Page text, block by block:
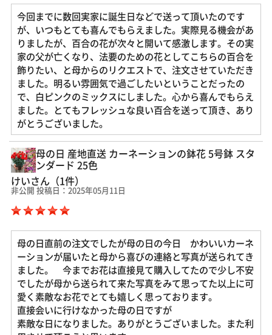
今回までに数回実家に誕生日などで送って頂いたのです
が、いつもとても喜んでもらえました。実際見る機会があ
りましたが、百合の花が次々と開いて感激します。その実
家の父が亡くなり、法要のための花としてこちらの百合を
飾りたい、と母からのリクエストで、注文させていただき
ました。明るい雰囲気で過ごしたいということだったの
で、白ピンクのミックスにしました。心から喜んでもらえ
ました。とてもフレッシュな良い百合を送って頂き、あり
がとうございました。
母の日 産地直送 カーネーションの鉢花 5号鉢 スタ
ンダード 25色
けいさん（1件）
非公開 投稿日：2025年05月11日
母の日直前の注文でしたが母の日の今日 かわいいカーネ
ーションが届いたと母から喜びの連絡と写真が送られてき
ました。 今までお花は直接見て購入してたので少し不安
でしたが母から送られて来た写真をみて思ってた以上に可
愛く素敵なお花でとても嬉しく思っております。
直接会いに行けなかった母の日ですが
素敵な日になりました。ありがとうございました。また利